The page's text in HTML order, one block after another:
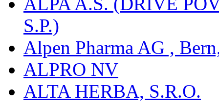
S.P.)
Alpen Pharma AG ,
ALPRO NV
ALTA HERBA, S.R.O.